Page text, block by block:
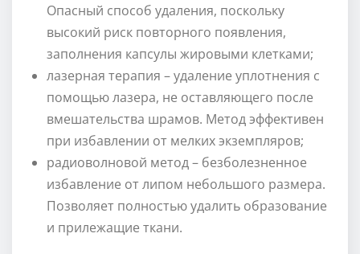
Опасный способ удаления, поскольку
высокий риск повторного появления,
заполнения капсулы жировыми клетками;
лазерная терапия – удаление уплотнения с
помощью лазера, не оставляющего после
вмешательства шрамов. Метод эффективен
при избавлении от мелких экземпляров;
радиоволновой метод – безболезненное
избавление от липом небольшого размера.
Позволяет полностью удалить образование
и прилежащие ткани.